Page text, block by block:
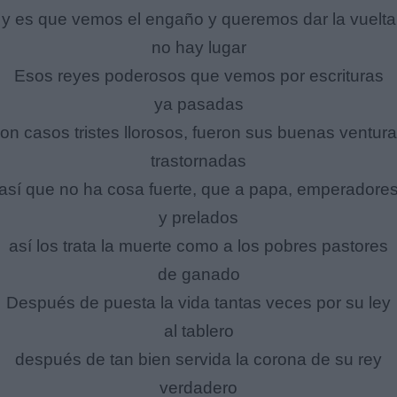
y es que vemos el engaño y queremos dar la vuelta
no hay lugar
Esos reyes poderosos que vemos por escrituras
ya pasadas
casos tristes llorosos, fueron sus buenas
trastornadas
que no ha cosa fuerte, que a papa,
y prelados
así los trata la muerte como a los pobres pastores
de ganado
Después de puesta la vida tantas veces por su ley
al tablero
después de tan bien servida la corona de su rey
verdadero